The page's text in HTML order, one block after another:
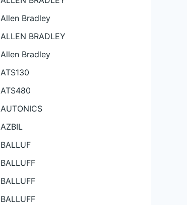
Allen Bradley
ALLEN BRADLEY
Allen Bradley
ATS130
ATS480
AUTONICS
AZBIL
BALLUF
BALLUFF
BALLUFF
BALLUFF